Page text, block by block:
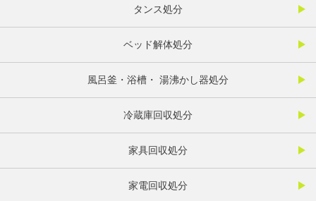
タンス処分
ベッド解体処分
風呂釜・浴槽・ 湯沸かし器処分
冷蔵庫回収処分
家具回収処分
家電回収処分